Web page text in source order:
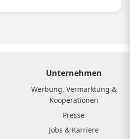
Unternehmen
Werbung, Vermarktung &
Kooperationen
Presse
Jobs & Karriere